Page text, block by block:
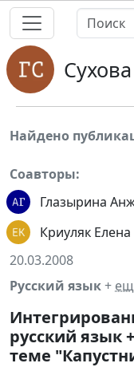
Найдено
Соавторы:
Глазырина
Криуляк
20.03.2008
Русский язык+
русский язык
теме